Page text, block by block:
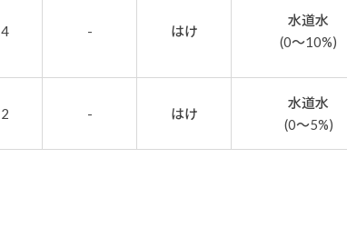
- はけ
水道水
(0～10%)
- はけ
水道水
(0～5%)